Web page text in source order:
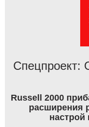
Спецпроект:
Russell 2000
расширения
настрой